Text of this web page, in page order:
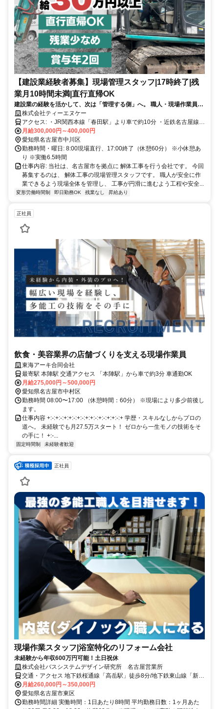
【建設業経験者募集】現場管理スタッフ|17時終了|残
業月10時間未満|直行直帰OK
建設業の経験を活かして、次は「管理する側」へ。 職人・現場作業員・
職長など、建設業界での実務経験があれば応募可能です。 解体工事や現
場監督の経験は問いません。17時終了・残業月10時間未満・直行直帰
OK。 現場で培った経験を活かしながら、管理業務へのステップアップ
と働き方の改善を目指せる環境です。
株式会社ティーエヌケー
アクセス: ・JR関西本線「春田駅」より車で約10分 ・近鉄名古屋線
「伏屋駅」より車で約10分 ・車通勤OK
月給300,000円～400,000円
愛知県名古屋市中川区
勤務時間・曜日: 8:00現場直行、17:00終了（休憩60分） ※小休憩あ
り ※実働6.5時間
仕事内容: 当社は、名古屋市を拠点に 解体工事を行う会社です。 今回
募集するのは、 解体工事の現場管理スタッフです。 職人が安全に作
業できるよう現場全体を管理し、 工事が円滑に進むよう工程や安全...
変形労働時間制 即日勤務OK 残業なし 昇給あり
正社員
飲食・美容業界の店舗づくりを支える現場作業員
東海アーキ合同会社
最寄駅 本陣駅 交通アクセス 「本陣駅」から車で約3分 車通勤OK
月給275,000円～500,000円
愛知県名古屋市中村区
勤務時間 08:00〜17:00 （休憩時間：60分） ※現場により多少前後し
ます。
仕事内容 +:-:+:-:+:+:-:+:-:+:+:-:+:-:+:+:-:+ 学歴・スキルなしからプロの
道へ。 未経験でも月27.5万スタート！ ゼロから一生モノの技術をそ
の手に！ +:-...
固定時間制 未経験者歓迎
正社員
現場作業スタッフ|浴室特化のリフォーム会社
未経験から年収600万円可能！土日祝休
株式会社バスシステムデザイン研究所 名古屋営業所
交通・アクセス 地下鉄桜通線「高岳駅」徒歩8分/地下鉄東山線「新栄
町駅」徒歩10分 ※社用車通勤もOK
月給260,000円～350,000円
愛知県名古屋市東区
勤務時間詳細 実働時間：1日あたり8時間 平均勤務日数：1ヶ月あた